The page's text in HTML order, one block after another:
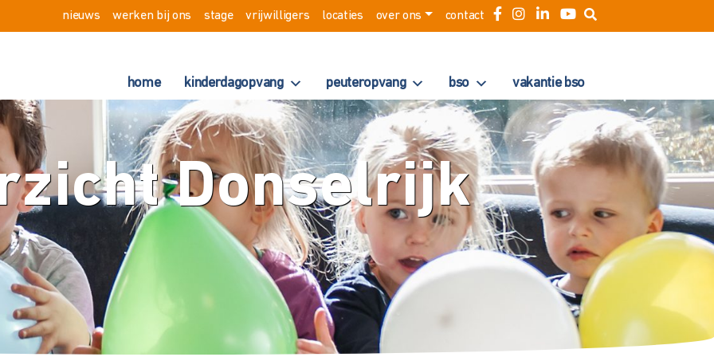
nieuws werken bij ons stage vrijwilligers locaties over ons contact
home kinderdagopvang peuteropvang bso vakantie bso
Donselrijk